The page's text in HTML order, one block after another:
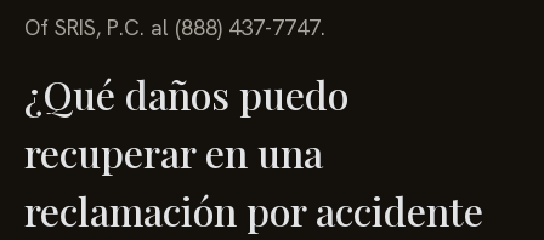
Of SRIS, P.C. al (888) 437-7747.
¿Qué daños puedo
recuperar en una
reclamación por accidente